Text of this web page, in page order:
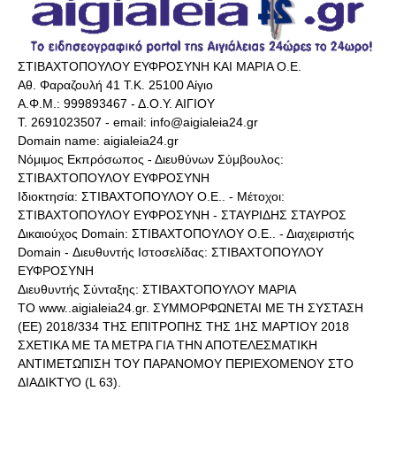
ΣΤΙΒΑΧΤΟΠΟΥΛΟΥ ΕΥΦΡΟΣΥΝΗ ΚΑΙ ΜΑΡΙΑ Ο.Ε.
Αθ. Φαραζουλή 41 Τ.Κ. 25100 Αίγιο
Α.Φ.Μ.: 999893467 - Δ.Ο.Υ. ΑΙΓΙΟΥ
Τ. 2691023507 - email: info@aigialeia24.gr
Domain name: aigialeia24.gr
Νόμιμος Εκπρόσωπος - Διευθύνων Σύμβουλος:
ΣΤΙΒΑΧΤΟΠΟΥΛΟΥ ΕΥΦΡΟΣΥΝΗ
Ιδιοκτησία: ΣΤΙΒΑΧΤΟΠΟΥΛΟΥ Ο.Ε.. - Μέτοχοι:
ΣΤΙΒΑΧΤΟΠΟΥΛΟΥ ΕΥΦΡΟΣΥΝΗ - ΣΤΑΥΡΙΔΗΣ ΣΤΑΥΡΟΣ
Δικαιούχος Domain: ΣΤΙΒΑΧΤΟΠΟΥΛΟΥ Ο.Ε.. - Διαχειριστής
Domain - Διευθυντής Ιστοσελίδας: ΣΤΙΒΑΧΤΟΠΟΥΛΟΥ
ΕΥΦΡΟΣΥΝΗ
Διευθυντής Σύνταξης: ΣΤΙΒΑΧΤΟΠΟΥΛΟΥ ΜΑΡΙΑ
ΤΟ www..aigialeia24.gr. ΣΥΜΜΟΡΦΩΝΕΤΑΙ ΜΕ ΤΗ ΣΥΣΤΑΣΗ
(ΕΕ) 2018/334 ΤΗΣ ΕΠΙΤΡΟΠΗΣ ΤΗΣ 1ΗΣ ΜΑΡΤΙΟΥ 2018
ΣΧΕΤΙΚΑ ΜΕ ΤΑ ΜΕΤΡΑ ΓΙΑ ΤΗΝ ΑΠΟΤΕΛΕΣΜΑΤΙΚΗ
ΑΝΤΙΜΕΤΩΠΙΣΗ ΤΟΥ ΠΑΡΑΝΟΜΟΥ ΠΕΡΙΕΧΟΜΕΝΟΥ ΣΤΟ
ΔΙΑΔΙΚΤΥΟ (L 63).